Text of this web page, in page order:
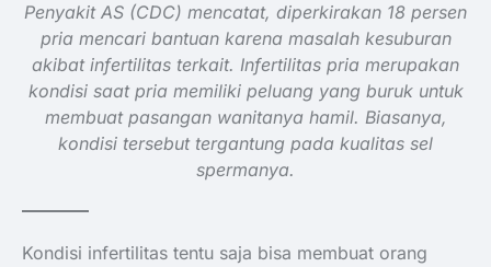
Penyakit AS (CDC) mencatat, diperkirakan 18 persen
pria mencari bantuan karena masalah kesuburan
akibat infertilitas terkait. Infertilitas pria merupakan
kondisi saat pria memiliki peluang yang buruk untuk
membuat pasangan wanitanya hamil. Biasanya,
kondisi tersebut tergantung pada kualitas sel
spermanya.
Kondisi infertilitas tentu saja bisa membuat orang